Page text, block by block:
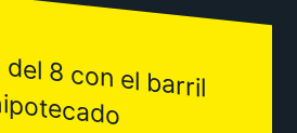
8 con el barril